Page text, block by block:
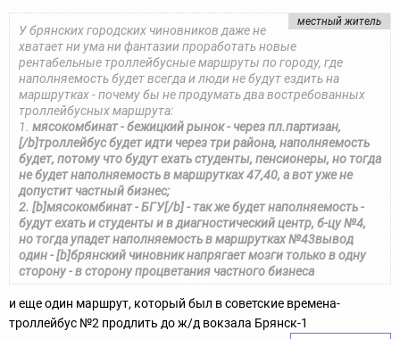
местный житель
У брянских городских чиновников даже не
хватает ни ума ни фантазии проработать новые
рентабельные троллейбусные маршруты по городу, где
наполняемость будет всегда и люди не будут ездить на
маршрутках - почему бы не продумать два востребованных
троллейбусных маршрута:
1. мясокомбинат - бежицкий рынок - через пл.партизан,
[/b]троллейбус будет идти через три района, наполняемость
будет, потому что будут ехать студенты, пенсионеры, но тогда
не будет наполняемость в маршрутках 47,40, а вот уже не
допустит частный бизнес;
2. [b]мясокомбинат - БГУ[/b] - так же будет наполняемость -
будут ехать и студенты и в диагностический центр, б-цу №4,
но тогда упадет наполняемость в маршрутках №43вывод
один - [b]брянский чиновник напрягает мозги только в одну
сторону - в сторону процветания частного бизнеса
и еще один маршрут, который был в советские времена-
троллейбус №2 продлить до ж/д вокзала Брянск-1